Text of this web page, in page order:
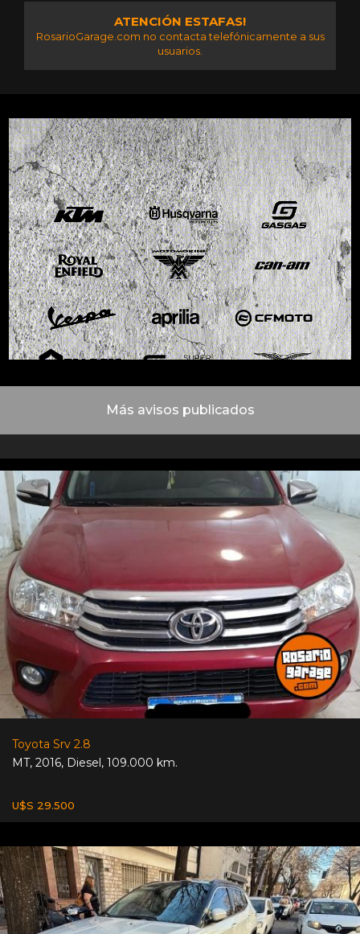
ATENCIÓN ESTAFAS!
RosarioGarage.com no contacta telefónicamente a sus
usuarios.
Más avisos publicados
Toyota Srv 2.8
MT, 2016, Diesel, 109.000 km.
U$S 29.500